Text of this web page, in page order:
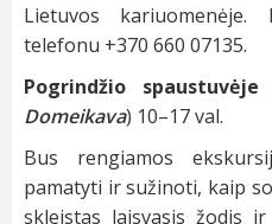
Lietuvos kariuomenėje.
telefonu +370 660 07135.
Pogrindžio spaustuvėje
Domeikava) 10–17 val.
Bus rengiamos
pamatyti ir sužinoti, kaip
skleistas laisvasis žodis